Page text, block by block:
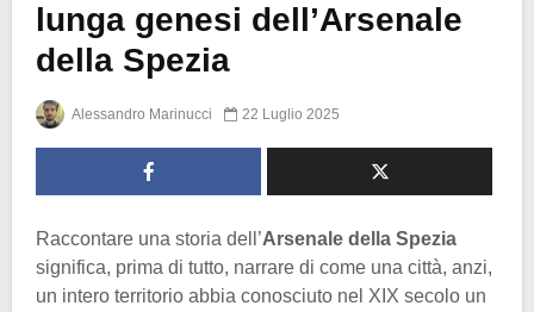
lunga genesi dell’Arsenale
della Spezia
Alessandro Marinucci 22 Luglio 2025
Raccontare una storia dell’Arsenale della Spezia
significa, prima di tutto, narrare di come una città, anzi,
un intero territorio abbia conosciuto nel XIX secolo un